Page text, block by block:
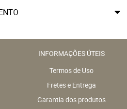
INFORMAÇÕES ÚTEIS
Termos de Uso
Fretes e Entrega
Garantia dos produtos